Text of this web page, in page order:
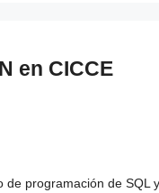
en CICCE
programación de SQL